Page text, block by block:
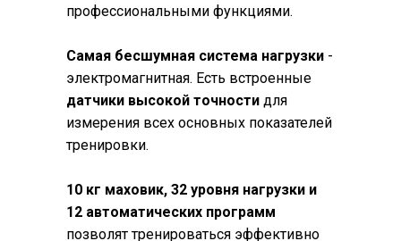
профессиональными функциями.
Самая бесшумная система нагрузки -
электромагнитная. Есть встроенные
датчики высокой точности для
измерения всех основных показателей
тренировки.
10 кг маховик, 32 уровня нагрузки и
12 автоматических программ
позволят тренироваться эффективно